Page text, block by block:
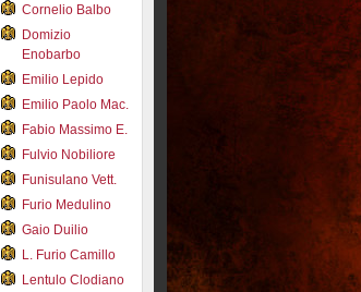
Cornelio Balbo
Domizio
Enobarbo
Emilio Lepido
Emilio Paolo Mac.
Fabio Massimo E.
Fulvio Nobiliore
Funisulano Vett.
Furio Medulino
Gaio Duilio
L. Furio Camillo
Lentulo Clodiano